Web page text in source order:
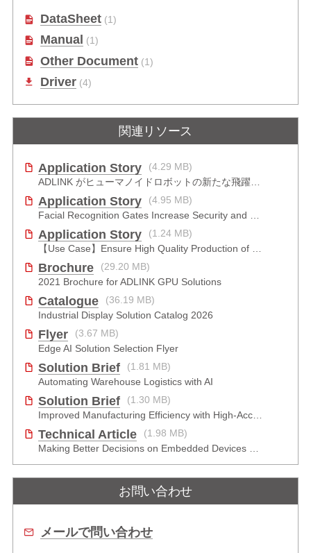
DataSheet(1)
Manual(1)
Other Document(1)
Driver(4)
関連リソース
Application Story
(4.29 MB)
ADLINK がヒューマノイドロボットの新たな飛躍をどのように推進したか
Application Story
(4.95 MB)
Facial Recognition Gates Increase Security and Efficiency
Application Story
(1.24 MB)
【Use Case】Ensure High Quality Production of the EV Battery
Brochure
(29.20 MB)
2021 Brochure for ​ADLINK GPU Solutions
Catalogue
(36.19 MB)
Industrial Display Solution Catalog 2026
Flyer
(3.67 MB)
Edge AI Solution Selection Flyer
Solution Brief
(1.81 MB)
Automating Warehouse Logistics with AI
Solution Brief
(1.30 MB)
Improved Manufacturing Efficiency with High-Accuracy Automated Optical Inspection
Technical Article
(1.98 MB)
Making Better Decisions on Embedded Devices with Edge Video Analysis (EVA)
お問い合わせ
メールで問い合わせ